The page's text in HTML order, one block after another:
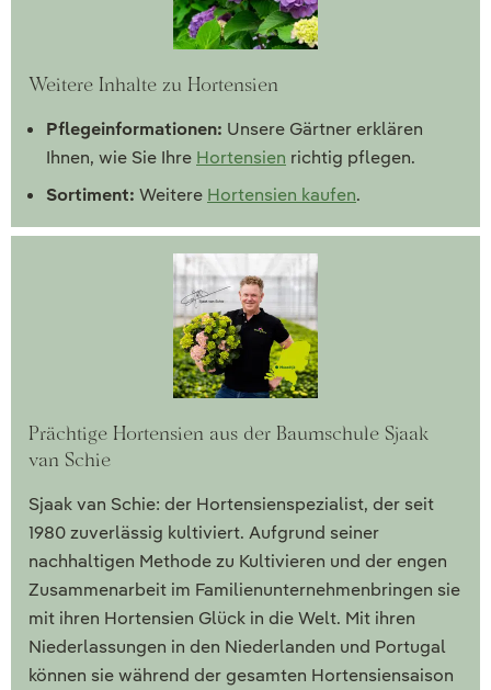
Weitere Inhalte zu Hortensien
Pflegeinformationen: Unsere Gärtner erklären
Ihnen, wie Sie Ihre Hortensien richtig pflegen.
Sortiment: Weitere Hortensien kaufen.
Prächtige Hortensien aus der Baumschule Sjaak
van Schie
Sjaak van Schie: der Hortensienspezialist, der seit
1980 zuverlässig kultiviert. Aufgrund seiner
nachhaltigen Methode zu Kultivieren und der engen
Zusammenarbeit im Familienunternehmenbringen sie
mit ihren Hortensien Glück in die Welt. Mit ihren
Niederlassungen in den Niederlanden und Portugal
können sie während der gesamten Hortensiensaison